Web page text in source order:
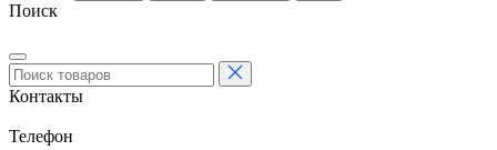
Поиск
Контакты
Телефон